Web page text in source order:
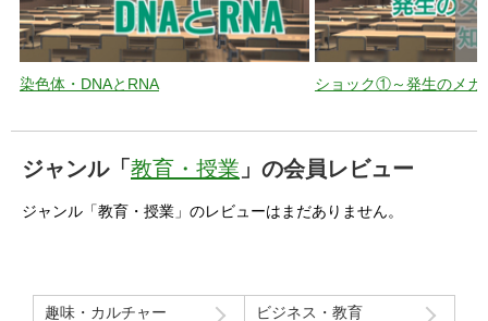
染色体・DNAとRNA ショック①～発生のメカ
ジャンル「 教育・授業 」の会員レビュー
ジャンル「教育・授業」のレビューはまだありません。
趣味・カルチャー ビジネス・教育